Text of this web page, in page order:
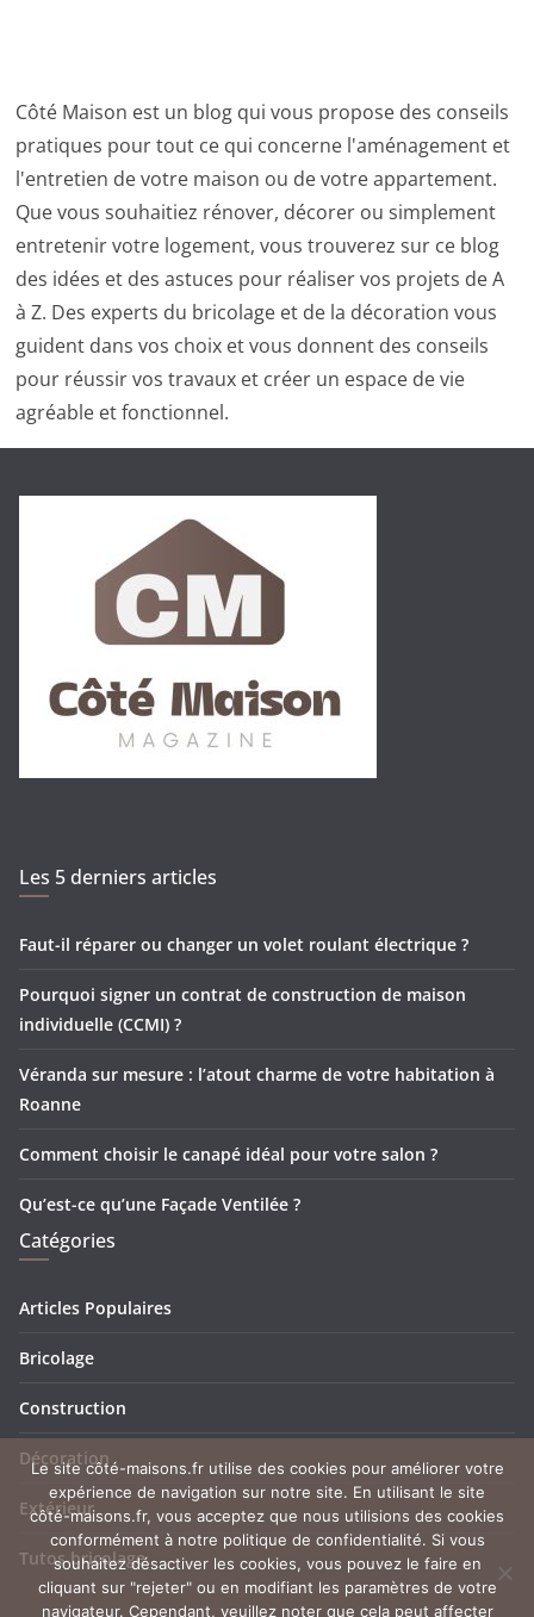
Côté Maison est un blog qui vous propose des conseils
pratiques pour tout ce qui concerne l'aménagement et
l'entretien de votre maison ou de votre appartement.
Que vous souhaitiez rénover, décorer ou simplement
entretenir votre logement, vous trouverez sur ce blog
des idées et des astuces pour réaliser vos projets de A
à Z. Des experts du bricolage et de la décoration vous
guident dans vos choix et vous donnent des conseils
pour réussir vos travaux et créer un espace de vie
agréable et fonctionnel.
Les 5 derniers articles
Faut-il réparer ou changer un volet roulant électrique ?
Pourquoi signer un contrat de construction de maison
individuelle (CCMI) ?
Véranda sur mesure : l’atout charme de votre habitation à
Roanne
Comment choisir le canapé idéal pour votre salon ?
Qu’est-ce qu’une Façade Ventilée ?
Catégories
Articles Populaires
Bricolage
Construction
Décoration
Extérieur
Tutos bricolage
Le site côté-maisons.fr utilise des cookies pour améliorer votre
expérience de navigation sur notre site. En utilisant le site
côté-maisons.fr, vous acceptez que nous utilisions des cookies
conformément à notre politique de confidentialité. Si vous
souhaitez désactiver les cookies, vous pouvez le faire en
cliquant sur "rejeter" ou en modifiant les paramètres de votre
navigateur. Cependant, veuillez noter que cela peut affecter